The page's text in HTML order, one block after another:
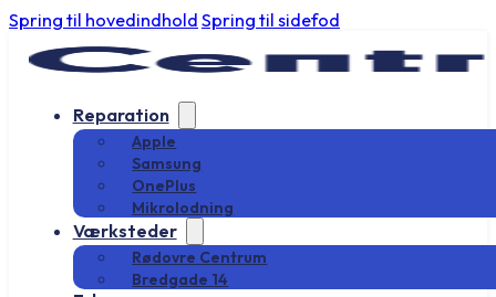
Spring til hovedindhold Spring til sidefod
Reparation
Apple
Samsung
OnePlus
Mikrolodning
Værksteder
Rødovre Centrum
Bredgade 14